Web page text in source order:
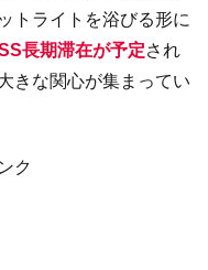
トライトを浴びる形に
長期滞在が予定され
きな関心が集まってい
ク